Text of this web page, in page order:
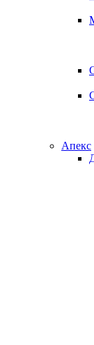
Апекс